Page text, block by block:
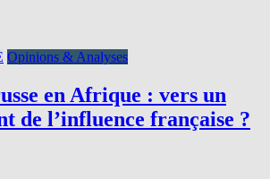
Opinions & Analyses
en Afrique : vers un
de l’influence française ?